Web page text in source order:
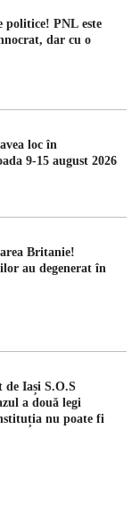
politice! PNL este
dar cu o
loc în
9-15 august 2026
Britanie!
au degenerat în
de Iași S.O.S
a două legi
nu poate fi